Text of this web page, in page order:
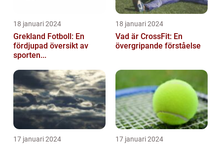
18 januari 2024
Grekland Fotboll: En
fördjupad översikt av
sporten...
18 januari 2024
Vad är CrossFit: En
övergripande förståelse
17 januari 2024 17 januari 2024